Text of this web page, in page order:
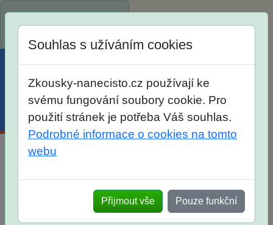
Spustili jsme přihlašování
na školní rok 2026/2027!
Účet Košík
u zkoušek na SŠ? Vaše
ohlasy po skutečných
přijímacích zkouškách
Souhlas s užíváním cookies
Zkousky-nanecisto.cz používají ke
svému fungování soubory cookie. Pro
použití stránek je potřeba Váš souhlas.
Podrobné informace o cookies na tomto
webu
Přijmout vše Pouze funkční